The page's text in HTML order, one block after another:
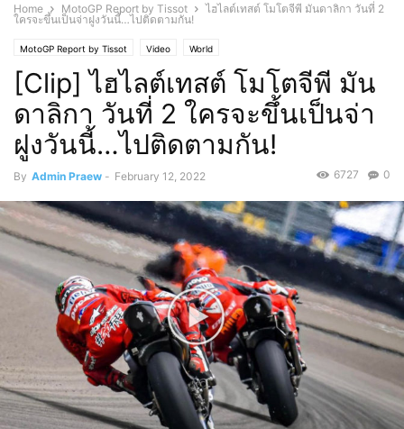
Home MotoGP Report by Tissot
ไฮไลต์เทสต์ โมโตจีพี มันดาลิกา วันที่ 2
ใครจะขึ้นเป็นจ่าฝูงวันนี้…ไปติดตามกัน!
MotoGP Report by Tissot Video World
[Clip] ไฮไลต์เทสต์ โมโตจีพี มัน
ดาลิกา วันที่ 2 ใครจะขึ้นเป็นจ่า
ฝูงวันนี้…ไปติดตามกัน!
By Admin Praew - February 12, 2022 0
6727